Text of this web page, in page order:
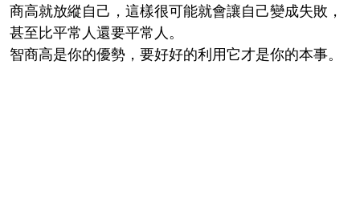
商高就放縱自己，這樣很可能就會讓自己變成失敗，
甚至比平常人還要平常人。
智商高是你的優勢，要好好的利用它才是你的本事。